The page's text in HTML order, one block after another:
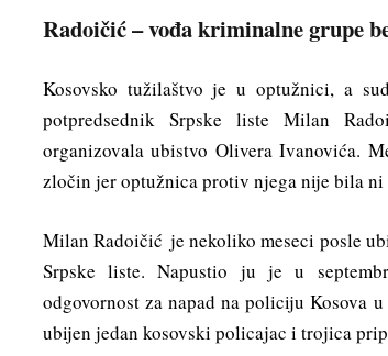
Radoičić – vođa kriminalne grupe
Kosovsko tužilaštvo je u optužnici, a
potpredsednik Srpske liste Milan
organizovala ubistvo Olivera Ivanovića.
zločin jer optužnica protiv njega nije bila ni
Milan Radoičić je nekoliko meseci posle
Srpske liste. Napustio ju je u
odgovornost za napad na policiju Kosova
ubijen jedan kosovski policajac i trojica